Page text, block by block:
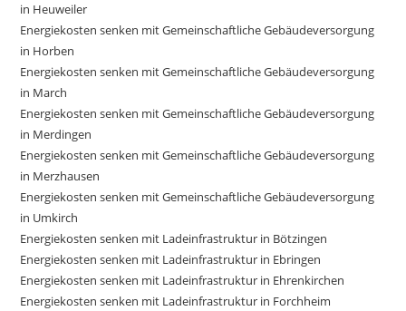
in Heuweiler
Energiekosten senken mit Gemeinschaftliche Gebäudeversorgung
in Horben
Energiekosten senken mit Gemeinschaftliche Gebäudeversorgung
in March
Energiekosten senken mit Gemeinschaftliche Gebäudeversorgung
in Merdingen
Energiekosten senken mit Gemeinschaftliche Gebäudeversorgung
in Merzhausen
Energiekosten senken mit Gemeinschaftliche Gebäudeversorgung
in Umkirch
Energiekosten senken mit Ladeinfrastruktur in Bötzingen
Energiekosten senken mit Ladeinfrastruktur in Ebringen
Energiekosten senken mit Ladeinfrastruktur in Ehrenkirchen
Energiekosten senken mit Ladeinfrastruktur in Forchheim